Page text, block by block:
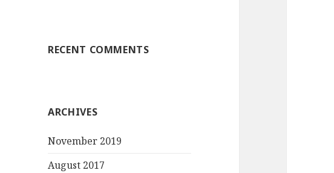
RECENT COMMENTS
ARCHIVES
November 2019
August 2017